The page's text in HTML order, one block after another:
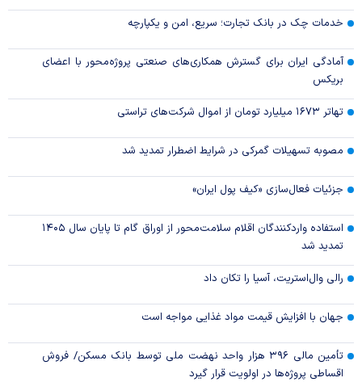
خدمات چک در بانک تجارت؛ سریع، امن و یکپارچه
آمادگی ایران برای گسترش همکاری‌های صنعتی پروژه‌محور با اعضای
بریکس
تهاتر ۱۶۷۳ میلیارد تومان از اموال شرکت‌های تراستی
مصوبه تسهیلات گمرکی در شرایط اضطرار تمدید شد
جزئیات فعال‌سازی «کیف پول ایران»
استفاده واردکنندگان اقلام سلامت‌محور از اوراق گام تا پایان سال ۱۴۰۵
تمدید شد
رالی وال‌استریت، آسیا را تکان داد
جهان با افزایش قیمت مواد غذایی مواجه است
تأمین مالی ۳۹۶ هزار واحد نهضت ملی توسط بانک مسکن/ فروش
اقساطی پروژه‌ها در اولویت قرار گیرد